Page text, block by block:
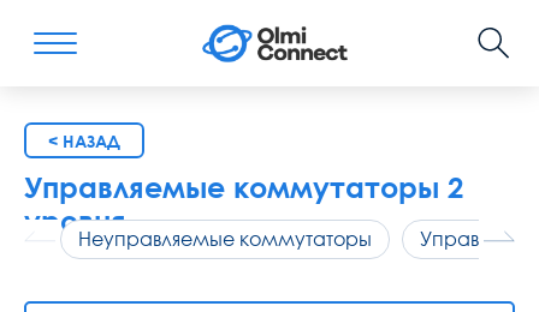
< НАЗАД
Управляемые коммутаторы 2
уровня
Неуправляемые коммутаторы